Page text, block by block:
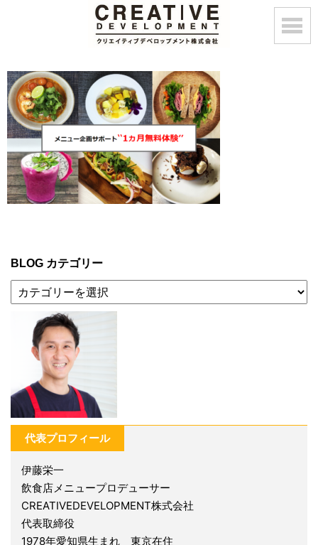
BLOG カテゴリー
代表プロフィール
伊藤栄一
飲食店メニュープロデューサー
CREATIVEDEVELOPMENT株式会社
代表取締役
1978年愛知県生まれ 東京在住